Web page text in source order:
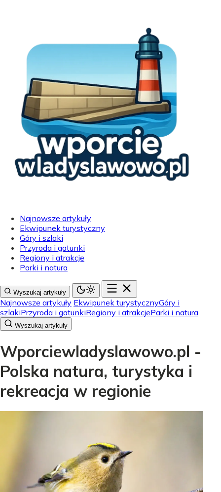
Najnowsze artykuły
Ekwipunek turystyczny
Góry i szlaki
Przyroda i gatunki
Regiony i atrakcje
Parki i natura
Wyszukaj artykuły
Najnowsze artykuły Ekwipunek turystycznyGóry i
szlakiPrzyroda i gatunkiRegiony i atrakcjeParki i natura
Wyszukaj artykuły
Wporciewladyslawowo.pl -
Polska natura, turystyka i
rekreacja w regionie